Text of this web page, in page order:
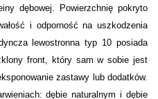
dębowej. Powierzchnię pokryto
i odporność na uszkodzenia
lewostronna typ 10 posiada
front, który sam w sobie jest
zastawy lub dodatków.
dębie naturalnym i dębie